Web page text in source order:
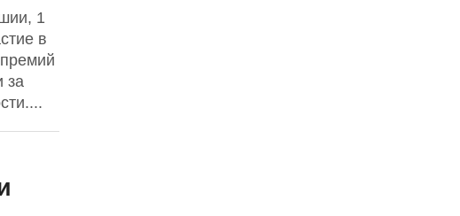
1
в
за